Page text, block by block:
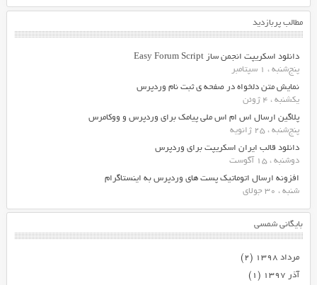
مطالب پربازدید
دانلود اسکریپت انجمن ساز Easy Forum Script
پنج‌شنبه ، 1 سپتامبر
نمایش متن دلخواه در صفحه ی ثبت نام وردپرس
یکشنبه ، 4 ژوئن
پلاگین ارسال اس ام اس ملی پیامک برای وردپرس و ووکامرس
پنج‌شنبه ، 25 ژانویه
دانلود قالب ایران اسکریپت برای وردپرس
دوشنبه ، 15 آگوست
افزونه ارسال اتوماتیک پست های وردپرس به اینستاگرام
شنبه ، 30 جولای
بایگانی شمسی
مرداد ۱۳۹۸
(۲)
آذر ۱۳۹۷
(۱)